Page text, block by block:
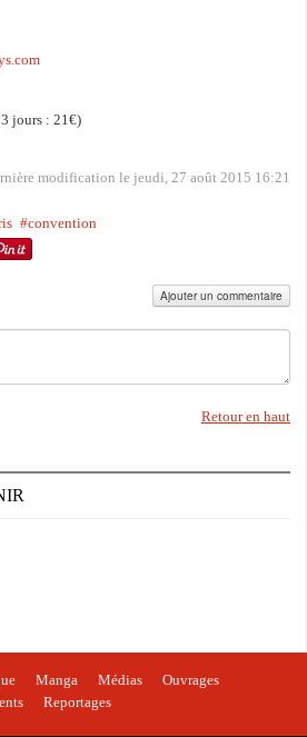
jours : 21€)
modification le jeudi, 27 août 2015 16:21
convention
Ajouter un commentaire
Retour en haut
Manga Médias
Ouvrages
Reportages